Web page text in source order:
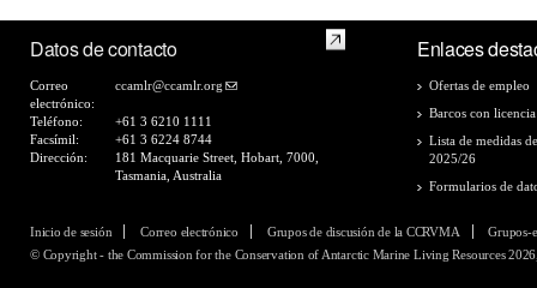
Datos de contacto
Correo
electrónico:
ccamlr@ccamlr.org
Teléfono:
+61 3 6210 1111
Facsímil:
+61 3 6224 8744
Dirección:
181 Macquarie Street, Hobart, 7000,
Tasmania, Australia
Enlaces
Ofertas de empleo
Barcos con
Lista de medidas
2025/26
Formularios de
Inicio de sesión Correo electrónico Grupos de discusión de la CCRVMA
Grupos-
© Copyright - the Commission for the Conservation of Antarctic Marine Living Resources